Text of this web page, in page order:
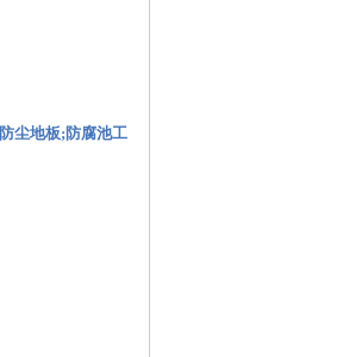
防尘地板;防腐池工